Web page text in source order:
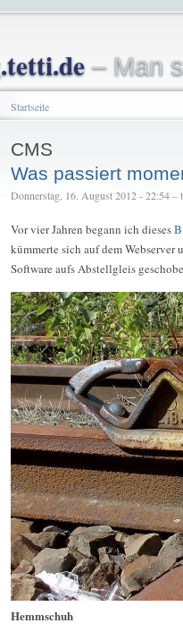
– Man
Startseite
CMS
Was passiert
Donnerstag, 16. August 2012 - 22:54 –
Vor vier Jahren begann ich dieses
kümmerte sich auf dem
Software aufs Abstellgleis
Hemmschuh